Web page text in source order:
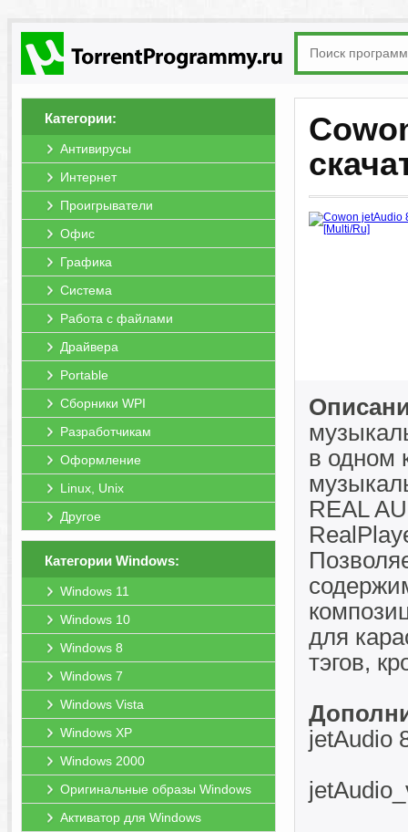
Категории:
Антивирусы
Интернет
Проигрыватели
Офис
Графика
Система
Работа с файлами
Драйвера
Portable
Сборники WPI
Разработчикам
Оформление
Linux, Unix
Другое
Категории Windows:
Windows 11
Windows 10
Windows 8
Windows 7
Windows Vista
Windows XP
Windows 2000
Оригинальные образы Windows
Активатор для Windows
в одном
REAL
для
тэгов,
jetAudio